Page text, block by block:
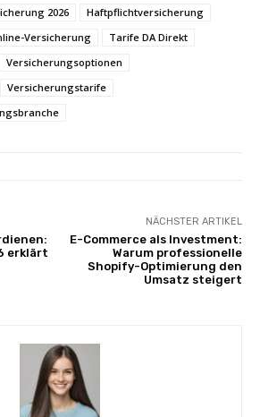
2026
Haftpflichtversicherung
Versicherung
Tarife DA Direkt
Versicherungsoptionen
Versicherungstarife
erklärt
NÄCHSTER ARTIKEL
E-Commerce als Investment:
Warum professionelle
Shopify-Optimierung den
Umsatz steigert